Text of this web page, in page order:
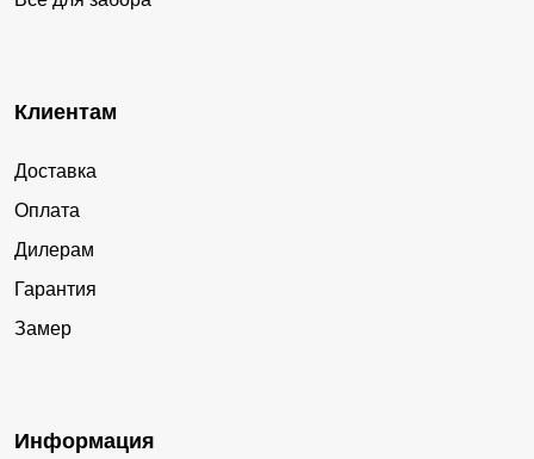
Клиентам
Доставка
Оплата
Дилерам
Гарантия
Замер
Информация